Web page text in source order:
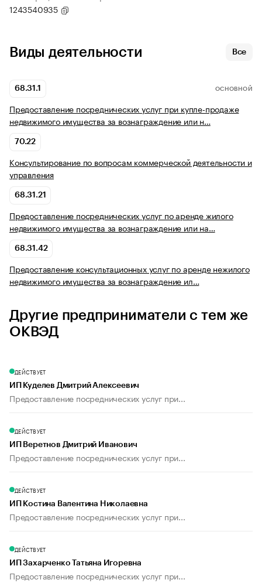
1243540935
Виды деятельности Все
68.31.1 ОСНОВНОЙ
Предоставление посреднических услуг при купле-продаже
недвижимого имущества за вознаграждение или н…
70.22
Консультирование по вопросам коммерческой деятельности и
управления
68.31.21
Предоставление посреднических услуг по аренде жилого
недвижимого имущества за вознаграждение или на…
68.31.42
Предоставление консультационных услуг по аренде нежилого
недвижимого имущества за вознаграждение ил…
Другие предприниматели с тем же
ОКВЭД
ДЕЙСТВУЕТ
ИП Куделев Дмитрий Алексеевич
Предоставление посреднических услуг при...
ДЕЙСТВУЕТ
ИП Веретнов Дмитрий Иванович
Предоставление посреднических услуг при...
ДЕЙСТВУЕТ
ИП Костина Валентина Николаевна
Предоставление посреднических услуг при...
ДЕЙСТВУЕТ
ИП Захарченко Татьяна Игоревна
Предоставление посреднических услуг при...